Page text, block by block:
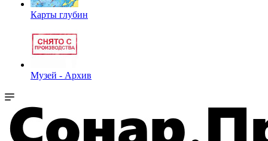
Карты глубин
Музей - Архив